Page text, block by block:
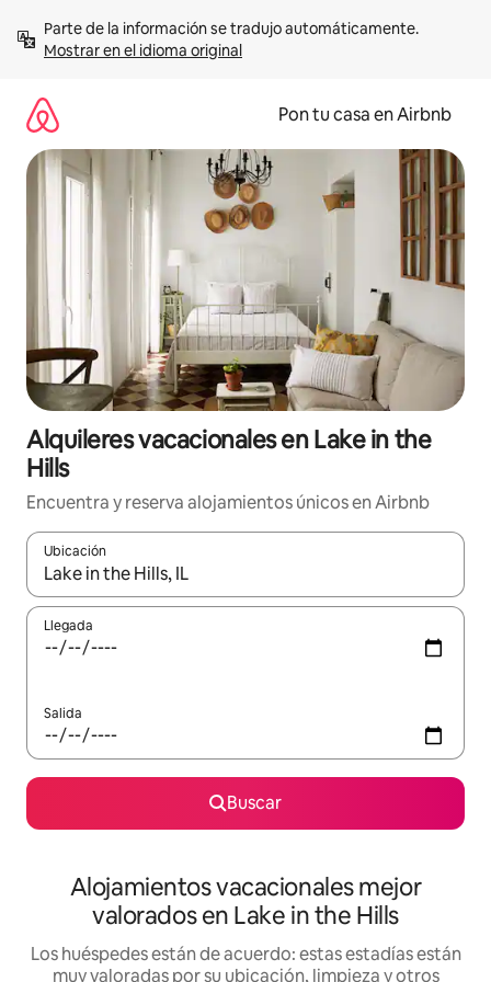
contenidoMostrar en el idioma original
Pon tu casa en Airbnb
Alquileres vacacionales en Lake in the
Hills
Encuentra y reserva alojamientos únicos en Airbnb
Ubicación
Cuando los resultados estén disponibles, navega con las
Llegada
Salida
Buscar
Alojamientos vacacionales mejor
valorados en Lake in the Hills
Los huéspedes están de acuerdo: estas estadías están
muy valoradas por su ubicación, limpieza y otros